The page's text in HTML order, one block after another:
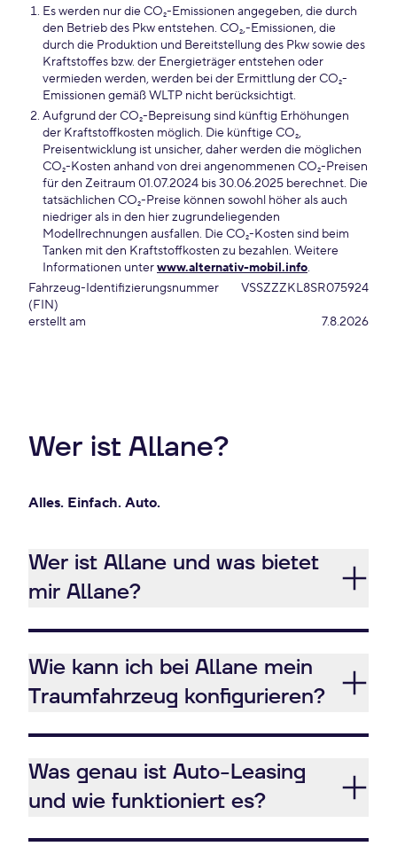
Es werden nur die CO₂-Emissionen angegeben, die durch
den Betrieb des Pkw entstehen. CO₂,-Emissionen, die
durch die Produktion und Bereitstellung des Pkw sowie des
Kraftstoffes bzw. der Energieträger entstehen oder
vermieden werden, werden bei der Ermittlung der CO₂-
Emissionen gemäß WLTP nicht berücksichtigt.
Aufgrund der CO₂-Bepreisung sind künftig Erhöhungen
der Kraftstoffkosten möglich. Die künftige CO₂,
Preisentwicklung ist unsicher, daher werden die möglichen
CO₂-Kosten anhand von drei angenommenen CO₂-Preisen
für den Zeitraum 01.07.2024 bis 30.06.2025 berechnet. Die
tatsächlichen CO₂-Preise können sowohl höher als auch
niedriger als in den hier zugrundeliegenden
Modellrechnungen ausfallen. Die CO₂-Kosten sind beim
Tanken mit den Kraftstoffkosten zu bezahlen. Weitere
Informationen unterwww.alternativ-mobil.info.
Fahrzeug-Identifizierungsnummer
(FIN)
VSSZZZKL8SR075924
erstellt am 7.8.2026
Wer ist Allane?
Alles. Einfach. Auto.
Wer ist Allane und was bietet
mir Allane?
Wie kann ich bei Allane mein
Traumfahrzeug konfigurieren?
Was genau ist Auto-Leasing
und wie funktioniert es?